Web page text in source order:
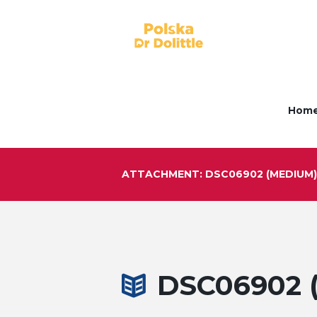
ATTACHMENT: DSC06902 (MEDIUM)
DSC06902